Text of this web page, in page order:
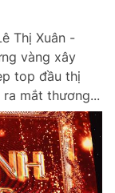
Thị Xuân -
vàng xây
top đầu thị
mắt thương...